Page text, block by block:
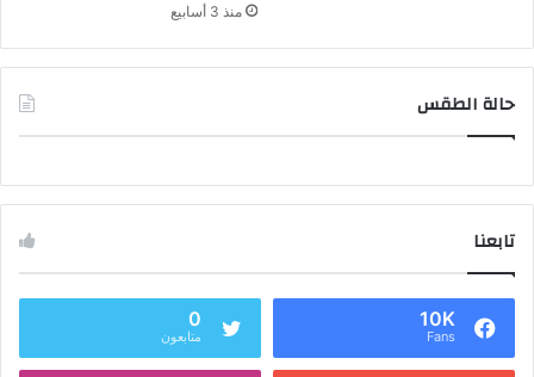
منذ 3 أسابيع
حالة الطقس
تابعنا
10K
Fans
0
متابعون